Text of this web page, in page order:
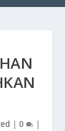
| 0 |